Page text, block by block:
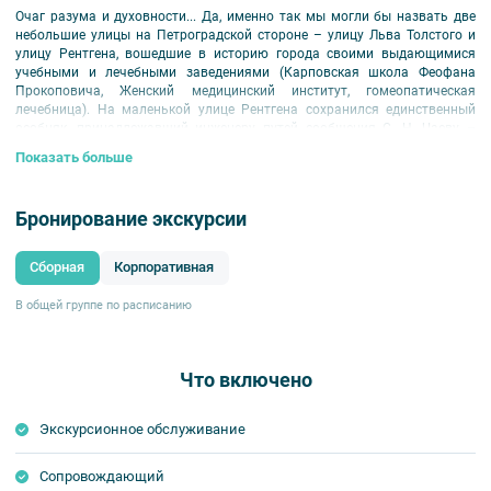
Очаг разума и духовности... Да, именно так мы могли бы назвать две
небольшие улицы на Петроградской стороне – улицу Льва Толстого и
улицу Рентгена, вошедшие в историю города своими выдающимися
учебными и лечебными заведениями (Карповская школа Феофана
Прокоповича, Женский медицинский институт, гомеопатическая
лечебница). На маленькой улице Рентгена сохранился единственный
особняк, принадлежавший инженеру путей сообщения С. Н. Чаеву –
Апышкова (1906-1907). Особняк Чаева выделяется оригинальной и
Вас ждет экскурсионная прогулка от бывшего архиерейского подворья
до радиевого института – первого «большевистского» научного
учреждения.
Обратите внимание:срок аннуляции билетов для данной экскурсии — не
Показать больше
Бронирование экскурсии
Сборная Корпоративная
В общей группе по расписанию
Что включено
Экскурсионное обслуживание
Сопровождающий